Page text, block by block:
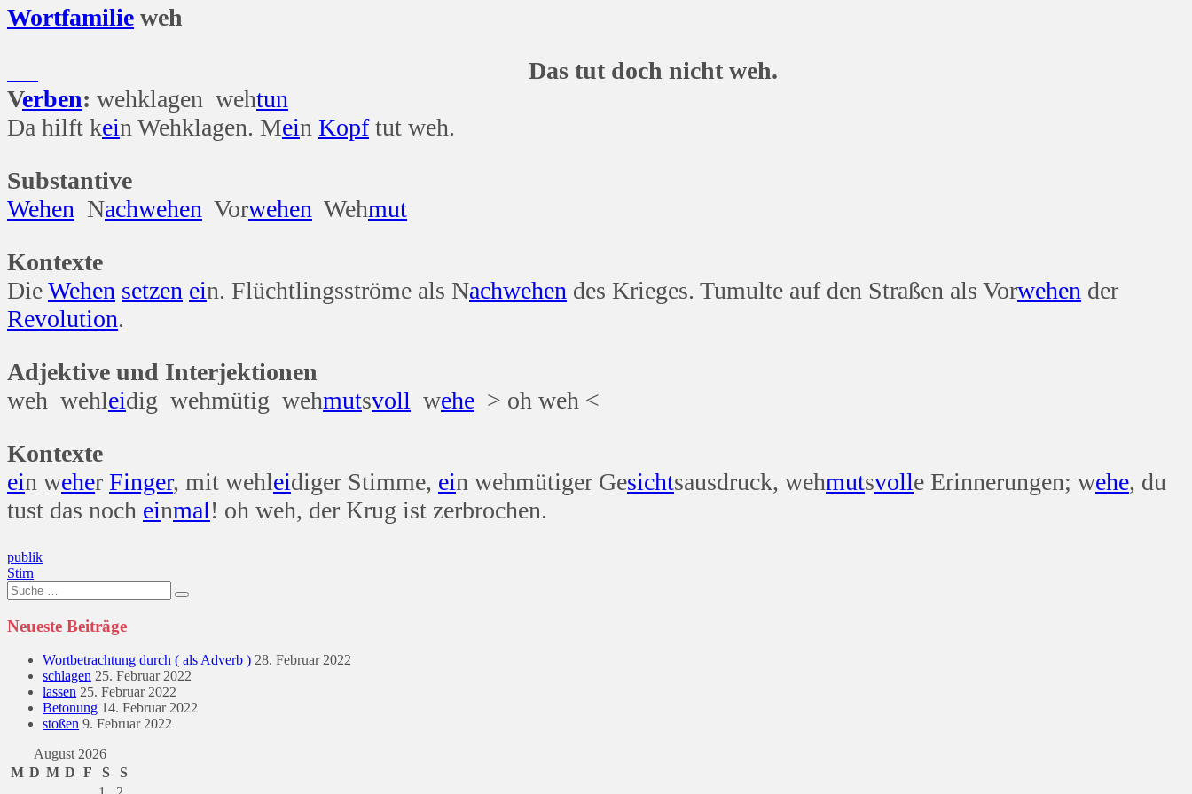
Wortfamilie weh
Das tut doch nicht weh.
Verben: wehklagen wehtun
Da hilft kein Wehklagen. Mein Kopftut weh.
Substantive
Wehen Nachwehen Vorwehen Wehmut
Kontexte
DieWehen setzen ein. Flüchtlingsströme als Nachwehen des Krieges. Tumulte auf den Straßen als Vorwehen der
Revolution.
Adjektive und Interjektionen
weh wehleidig wehmütig wehmutsvoll wehe > oh weh <
Kontexte
ein weher Finger, mit wehleidiger Stimme, ein wehmütiger Gesichtsausdruck, wehmutsvolle Erinnerungen; wehe, du
tust das noch einmal! oh weh, der Krug ist zerbrochen.
Beitragsnavigation
publik
Stirn
Suche
nach:
Neueste Beiträge
Wortbetrachtung durch ( als Adverb ) 28. Februar 2022
schlagen 25. Februar 2022
lassen 25. Februar 2022
Betonung 14. Februar 2022
stoßen 9. Februar 2022
August 2026
M D M D F S
S